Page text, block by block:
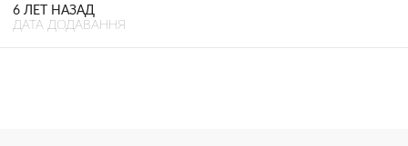
6 ЛЕТ НАЗАД
ДАТА ДОДАВАННЯ